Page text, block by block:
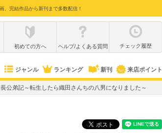
、完結作品から新刊まで多数配信！
初めての方へ ヘルプ/よくある質問 チェック履歴
ジャンル ランキング 新刊 来店ポイント
公弟記～転生したら織田さんちの八男になりました～